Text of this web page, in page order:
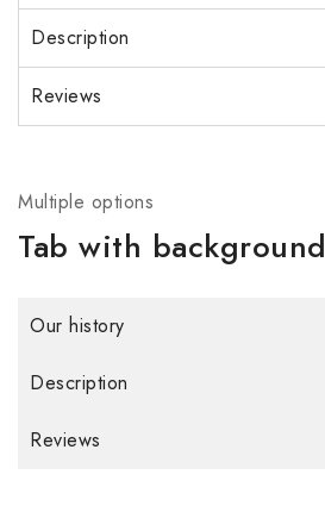
Description
Reviews
Multiple options
Tab with background
Our history
Description
Reviews